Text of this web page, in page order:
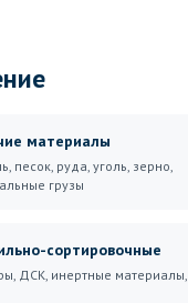
материалы
песок, руда, уголь, зерно,
грузы
сортировочные
ДСК, инертные материалы,